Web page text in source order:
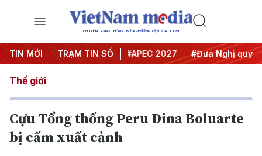
CHUYÊN TRANG THÔNG TIN ĐA PHƯƠNG TIỆN CỦA TTXVN
TIN MỚI TRẠM TIN SỐ
#Hội nghị Trung ương 3 #APEC 2027 #Đưa Nghị quyết
Thế giới
Cựu Tổng thống Peru Dina Boluarte
bị cấm xuất cảnh